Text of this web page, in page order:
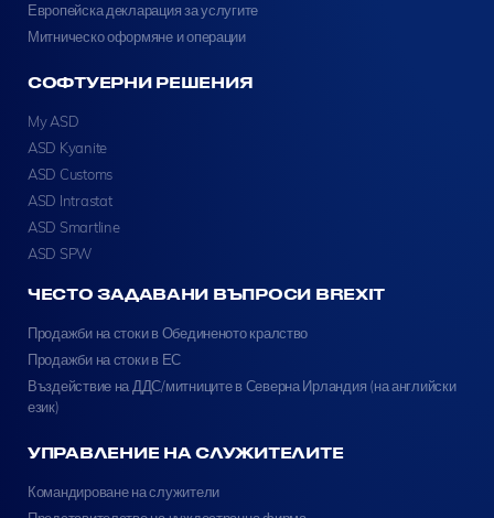
Европейска декларация за услугите
Митническо оформяне и операции
СОФТУЕРНИ РЕШЕНИЯ
My ASD
ASD Kyanite
ASD Customs
ASD Intrastat
ASD Smartline
ASD SPW
ЧЕСТО ЗАДАВАНИ ВЪПРОСИ BREXIT
Продажби на стоки в Обединеното кралство
Продажби на стоки в ЕС
Въздействие на ДДС/митниците в Северна Ирландия (на английски
език)
УПРАВЛЕНИЕ НА СЛУЖИТЕЛИТЕ
Командироване на служители